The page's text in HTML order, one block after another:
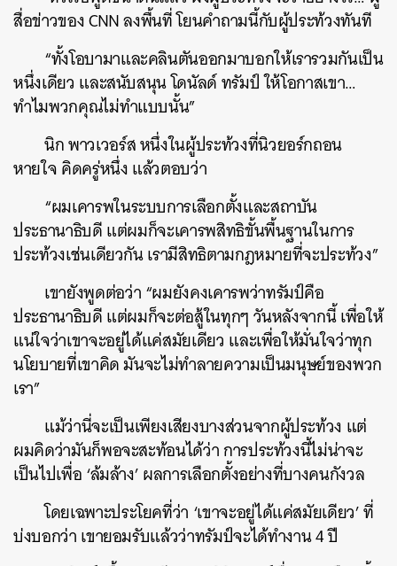
สื่อข่าวของ CNN ลงพื้นที่ โยนคำถามนี้กับผู้ประท้วงทันที
“ทั้งโอบามาและคลินตันออกมาบอกให้เรารวมกันเป็น
หนึ่งเดียว และสนับสนุน โดนัลด์ ทรัมป์ ให้โอกาสเขา…
ทำไมพวกคุณไม่ทำแบบนั้น”
นิก พาวเวอร์ส หนึ่งในผู้ประท้วงที่นิวยอร์กถอน
หายใจ คิดครู่หนึ่ง แล้วตอบว่า
“ผมเคารพในระบบการเลือกตั้งและสถาบัน
ประธานาธิบดี แต่ผมก็จะเคารพสิทธิขั้นพื้นฐานในการ
ประท้วงเช่นเดียวกัน เรามีสิทธิตามกฎหมายที่จะประท้วง”
เขายังพูดต่อว่า “ผมยังคงเคารพว่าทรัมป์คือ
ประธานาธิบดี แต่ผมก็จะต่อสู้ในทุกๆ วันหลังจากนี้ เพื่อให้
แน่ใจว่าเขาจะอยู่ได้แค่สมัยเดียว และเพื่อให้มั่นใจว่าทุก
นโยบายที่เขาคิด มันจะไม่ทำลายความเป็นมนุษย์ของพวก
เรา”
แม้ว่านี่จะเป็นเพียงเสียงบางส่วนจากผู้ประท้วง แต่
ผมคิดว่ามันก็พอจะสะท้อนได้ว่า การประท้วงนี้ไม่น่าจะ
เป็นไปเพื่อ ‘ล้มล้าง’ ผลการเลือกตั้งอย่างที่บางคนกังวล
โดยเฉพาะประโยคที่ว่า ‘เขาจะอยู่ได้แค่สมัยเดียว’ ที่
บ่งบอกว่า เขายอมรับแล้วว่าทรัมป์จะได้ทำงาน 4 ปี